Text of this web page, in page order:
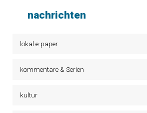
nachrichten
lokal e-paper
kommentare & Serien
kultur